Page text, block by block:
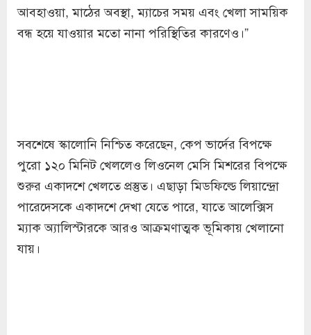
আবহাওয়া, মাঠের অবস্থা, ম্যাচের সময় এবং খেলা সাময়িক
বন্ধ হয়ে যাওয়ার মতো নানা পরিস্থিতির কারণেও।”
সবশেষে স্কালোনি নিশ্চিত করেছেন, কেপ ভার্দের বিপক্ষে
পুরো ১২০ মিনিট খেললেও লিওনেল মেসি মিশরের বিপক্ষে
শুরুর একাদশে খেলতে প্রস্তুত। এছাড়া মিডফিল্ডে লিয়ান্দ্রো
পারেদেসকে একাদশে দেখা যেতে পারে, যাতে আলেক্সিস
ম্যাক অ্যালিস্টারকে আরও আক্রমণাত্মক ভূমিকায় খেলানো
যায়।